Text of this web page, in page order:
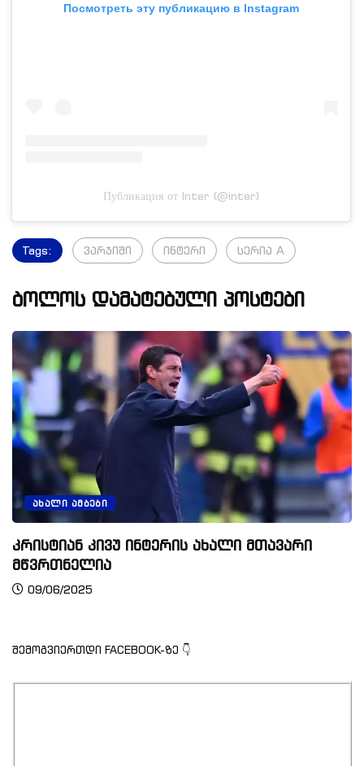
Посмотреть эту публикацию в Instagram
Публикация от Inter (@inter)
Tags: ვარჯიში ინტერი სერია A
ბოლოს დამატებული პოსტები
ᲐᲮᲐᲚᲘ ᲐᲛᲑᲔᲑᲘ
კრისტიან კივუ ინტერის ახალი მთავარი
მწვრთნელია
09/06/2025
შემოგვიერთდი FACEBOOK-ზე 👇